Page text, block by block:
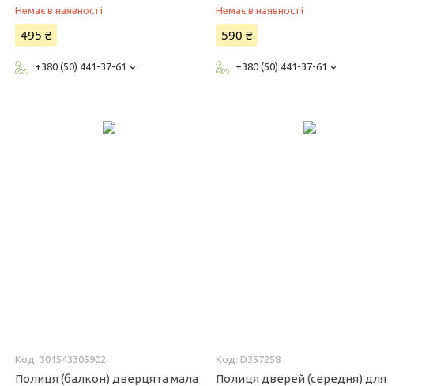
Немає в наявності
495 ₴
+380 (50) 441-37-61
Немає в наявності
590 ₴
+380 (50) 441-37-61
301543305902
Полиця (балкон) дверцята мала
D357258
Полиця дверей (середня) для